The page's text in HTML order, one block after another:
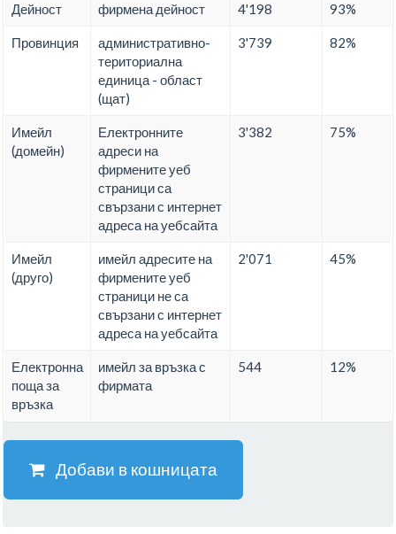
Дейност фирмена дейност 4'198 93%
Провинция
административно-
териториална
единица - област
(щат)
3'739 82%
Имейл
(домейн)
Електронните
адреси на
фирмените уеб
страници са
свързани с интернет
адреса на уебсайта
3'382 75%
Имейл
(друго)
имейл адресите на
фирмените уеб
страници не са
свързани с интернет
адреса на уебсайта
2'071 45%
Електронна
поща за
връзка
имейл за връзка с
фирмата
544 12%
Добави в кошницата